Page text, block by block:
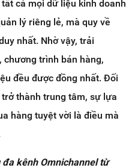
cả mọi dữ liệu kinh doanh
lý riêng lẻ, mà quy về
nhất. Nhờ vậy, trải
chương trình bán hàng,
đều được đồng nhất. Đối
thành trung tâm, sự lựa
hàng tuyệt vời là điều mà
kênh Omnichannel từ